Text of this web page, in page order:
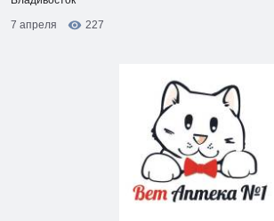
7 апреля
227